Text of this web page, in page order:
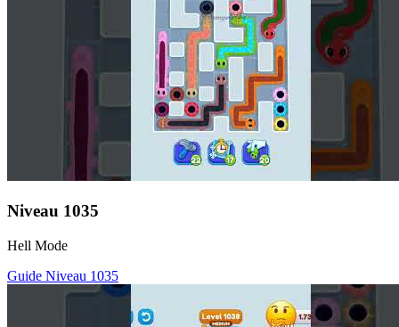
Niveau 1035
Hell Mode
Guide Niveau 1035